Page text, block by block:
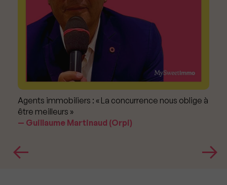
Agents immobiliers : « La concurrence nous oblige à
être meilleurs »
Guillaume Martinaud (Orpi)